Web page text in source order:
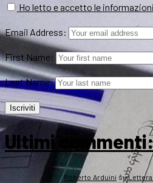
Ho letto e accetto le
Email Address:
First Name:
Last Name:
Ultimi
Roberto Arduini suLettera